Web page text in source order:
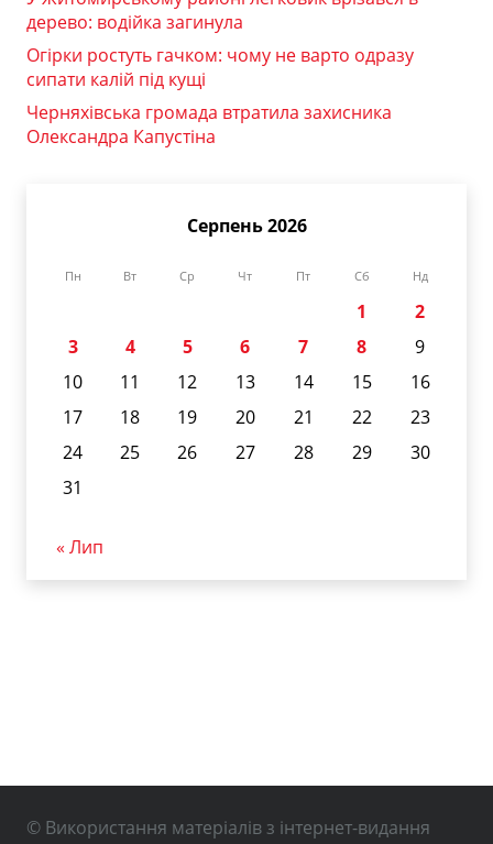
дерево: водійка загинула
Огірки ростуть гачком: чому не варто одразу
сипати калій під кущі
Черняхівська громада втратила захисника
Олександра Капустіна
Серпень 2026
Пн Вт Ср Чт Пт Сб Нд
1
2
3
4 5 6 7 8
9
10
11 12 13 14 15
16
17
18 19 20 21 22
23
24
25 26 27 28 29
30
31
« Лип
© Використання матеріалів з інтернет-видання